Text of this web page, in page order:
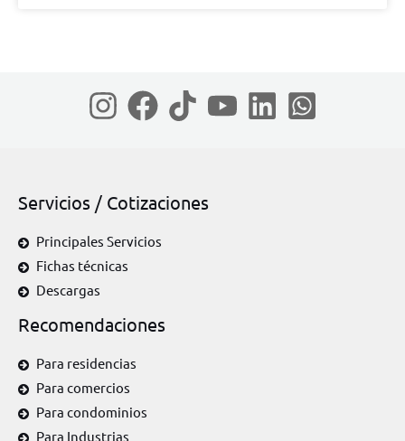
Servicios / Cotizaciones
Principales Servicios
Fichas técnicas
Descargas
Recomendaciones
Para residencias
Para comercios
Para condominios
Para Industrias